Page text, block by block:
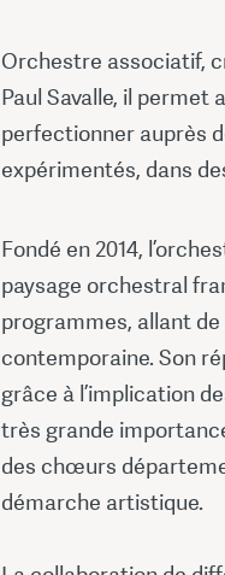
Orchestre associatif,
Paul Savalle, il permet
perfectionner auprès
expérimentés, dans
Fondé en 2014,
paysage orchestral
programmes, allant
contemporaine. Son
grâce à l’implication
très grande
des chœurs
démarche artistique.